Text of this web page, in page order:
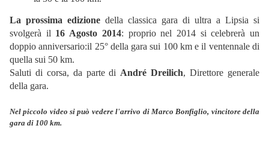
La prossima edizione della classica gara di ultra a Lipsia si
svolgerà il 16 Agosto 2014: proprio nel 2014 si celebrerà un
doppio anniversario:il 25° della gara sui 100 km e il ventennale di
quella sui 50 km.
Saluti di corsa, da parte di André Dreilich, Direttore generale
della gara.
Nel piccolo video si può vedere l'arrivo di Marco Bonfiglio, vincitore della
gara di 100 km.